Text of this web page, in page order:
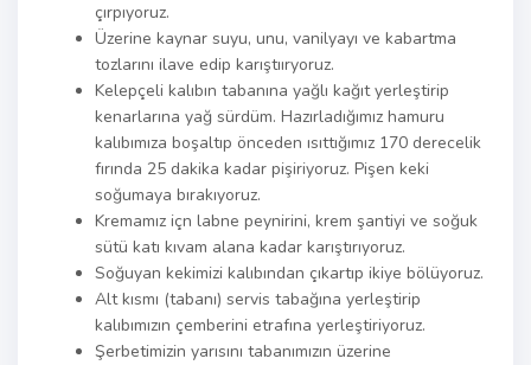
çırpıyoruz.
Üzerine kaynar suyu, unu, vanilyayı ve kabartma
tozlarını ilave edip karıştııryoruz.
Kelepçeli kalıbın tabanına yağlı kağıt yerleştirip
kenarlarına yağ sürdüm. Hazırladığımız hamuru
kalıbımıza boşaltıp önceden ısıttığımız 170 derecelik
fırında 25 dakika kadar pişiriyoruz. Pişen keki
soğumaya bırakıyoruz.
Kremamız içn labne peynirini, krem şantiyi ve soğuk
sütü katı kıvam alana kadar karıştırıyoruz.
Soğuyan kekimizi kalıbından çıkartıp ikiye bölüyoruz.
Alt kısmı (tabanı) servis tabağına yerleştirip
kalıbımızın çemberini etrafına yerleştiriyoruz.
Şerbetimizin yarısını tabanımızın üzerine